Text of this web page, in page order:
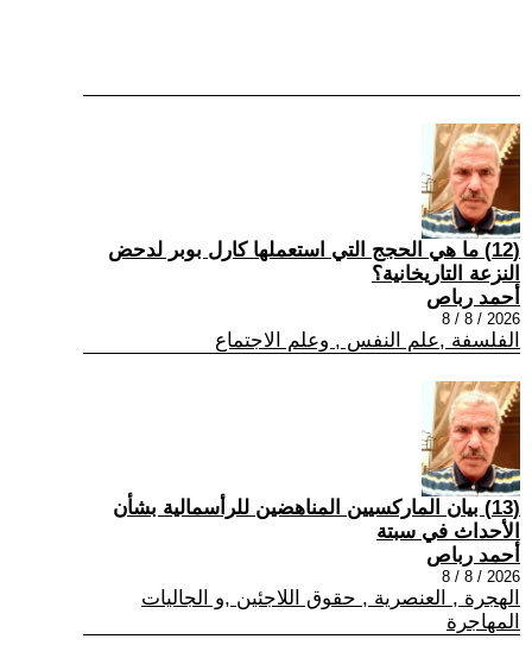
(12) ما هي الحجج التي استعملها كارل بوبر لدحض
النزعة التاريخانية؟
أحمد رباص
2026 / 8 / 8
الفلسفة ,علم النفس , وعلم الاجتماع
(13) بيان الماركسيين المناهضين للرأسمالية بشأن
الأحداث في سبتة
أحمد رباص
2026 / 8 / 8
الهجرة , العنصرية , حقوق اللاجئين ,و الجاليات
المهاجرة